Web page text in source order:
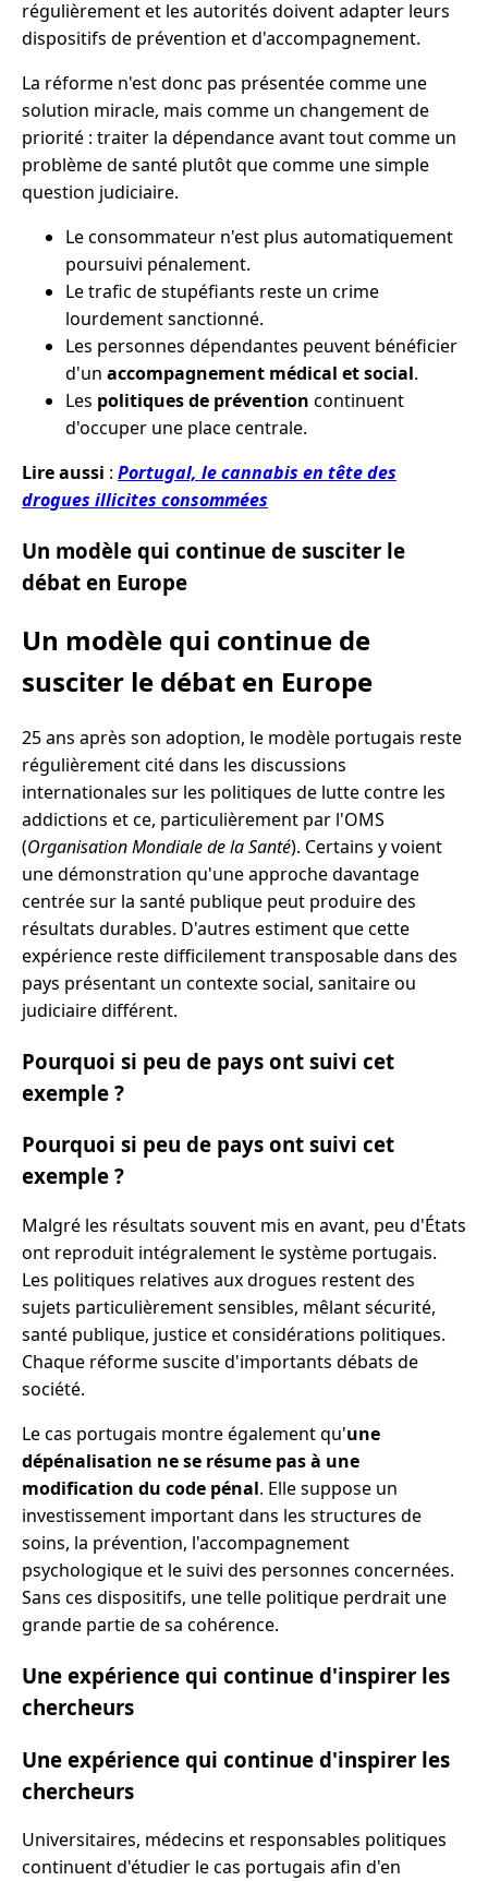
régulièrement et les autorités doivent adapter leurs
dispositifs de prévention et d'accompagnement.
La réforme n'est donc pas présentée comme une
solution miracle, mais comme un changement de
priorité : traiter la dépendance avant tout comme un
problème de santé plutôt que comme une simple
question judiciaire.
Le consommateur n'est plus automatiquement
poursuivi pénalement.
Le trafic de stupéfiants reste un crime
lourdement sanctionné.
Les personnes dépendantes peuvent bénéficier
d'un accompagnement médical et social.
Les politiques de prévention continuent
d'occuper une place centrale.
Lire aussi : Portugal, le cannabis en tête des
drogues illicites consommées
Un modèle qui continue de susciter le
débat en Europe
Un modèle qui continue de
susciter le débat en Europe
25 ans après son adoption, le modèle portugais reste
régulièrement cité dans les discussions
internationales sur les politiques de lutte contre les
addictions et ce, particulièrement par l'OMS
(Organisation Mondiale de la Santé). Certains y voient
une démonstration qu'une approche davantage
centrée sur la santé publique peut produire des
résultats durables. D'autres estiment que cette
expérience reste difficilement transposable dans des
pays présentant un contexte social, sanitaire ou
judiciaire différent.
Pourquoi si peu de pays ont suivi cet
exemple ?
Pourquoi si peu de pays ont suivi cet
exemple ?
Malgré les résultats souvent mis en avant, peu d'États
ont reproduit intégralement le système portugais.
Les politiques relatives aux drogues restent des
sujets particulièrement sensibles, mêlant sécurité,
santé publique, justice et considérations politiques.
Chaque réforme suscite d'importants débats de
société.
Le cas portugais montre également qu'une
dépénalisation ne se résume pas à une
modification du code pénal. Elle suppose un
investissement important dans les structures de
soins, la prévention, l'accompagnement
psychologique et le suivi des personnes concernées.
Sans ces dispositifs, une telle politique perdrait une
grande partie de sa cohérence.
Une expérience qui continue d'inspirer les
chercheurs
Une expérience qui continue d'inspirer les
chercheurs
Universitaires, médecins et responsables politiques
continuent d'étudier le cas portugais afin d'en